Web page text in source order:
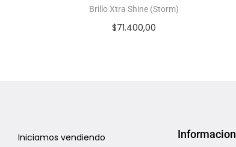
Brillo Xtra Shine (Storm)
$71.400,00
Iniciamos vendiendo
Informacion